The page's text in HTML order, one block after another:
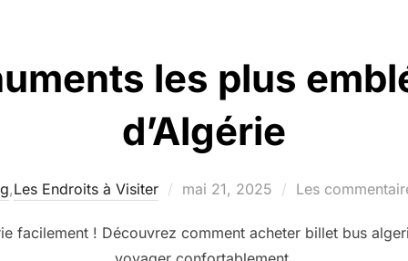
les plus
d’Algérie
,Les Endroits à Visiter
Publié
mai 21, 2025 Les
facilement ! Découvrez comment acheter billet bus